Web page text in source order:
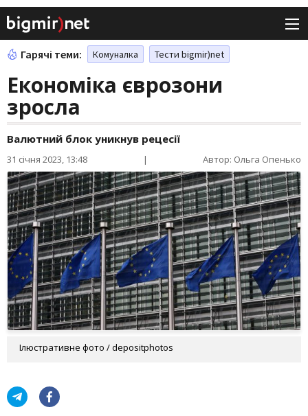
Гарячі теми: Комуналка Тести bigmir)net
Економіка єврозони
зросла
Валютний блок уникнув рецесії
31 січня 2023, 13:48 | Автор: Ольга Опенько
Ілюстративне фото / depositphotos